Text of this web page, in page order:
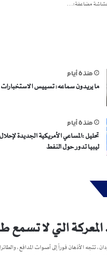
هشاشة مضاعفة؛…
منذ 6 أيام
ما يريدون سماعه: تسييس الاستخبارات
منذ 6 أيام
تحليل :المساعي الأمريكية الجديدة
ليبيا تدور حول النفط
التي لا تسمع
تتجه الأذهان فوراً إلى أصوات المدافع،